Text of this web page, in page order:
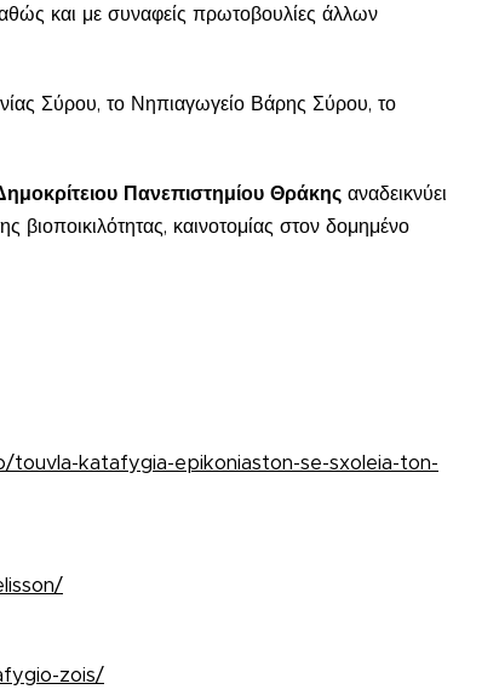
και με συναφείς πρωτοβουλίες άλλων
Σύρου, το Νηπιαγωγείο Βάρης Σύρου, το
Πανεπιστημίου Θράκης αναδεικνύει
βιοποικιλότητας, καινοτομίας στον δομημένο
katafygia-epikoniaston-se-sxoleia-ton-
zois/